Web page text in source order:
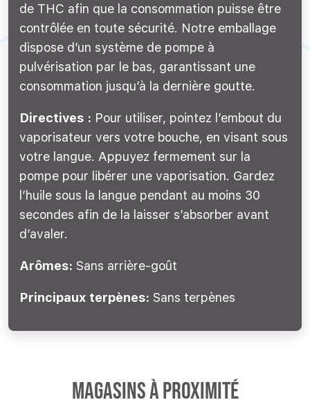
de THC afin que la consommation puisse être
contrôlée en toute sécurité. Notre emballage
dispose d’un système de pompe à
pulvérisation par le bas, garantissant une
consommation jusqu’à la dernière goutte.
Directives : Pour utiliser, pointez l’embout du
vaporisateur vers votre bouche, en visant sous
votre langue. Appuyez fermement sur la
pompe pour libérer une vaporisation. Gardez
l’huile sous la langue pendant au moins 30
secondes afin de la laisser s’absorber avant
d’avaler.
Arômes: Sans arrière-goût
Principaux terpènes: Sans terpènes
Magasins à proximité